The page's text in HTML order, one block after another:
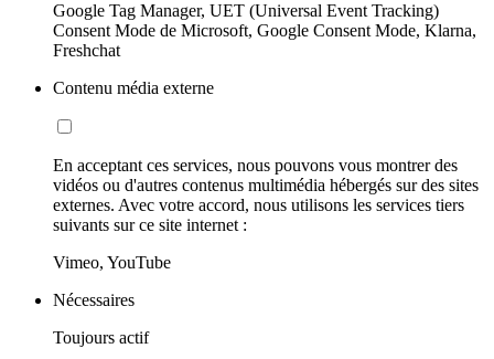
Google Tag Manager, UET (Universal Event Tracking)
Consent Mode de Microsoft, Google Consent Mode, Klarna,
Freshchat
Contenu média externe
En acceptant ces services, nous pouvons vous montrer des
vidéos ou d'autres contenus multimédia hébergés sur des sites
externes. Avec votre accord, nous utilisons les services tiers
suivants sur ce site internet :
Vimeo, YouTube
Nécessaires
Toujours actif